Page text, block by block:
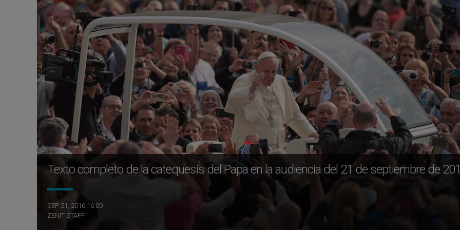
Texto completo de la catequesis del Papa en la audiencia del 21 de septiembre de
SEP 21, 2016 16:00
ZENIT STAFF